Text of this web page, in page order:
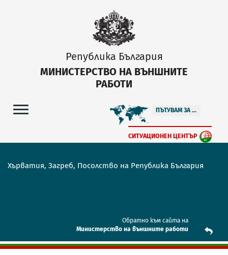
Република България
МИНИСТЕРСТВО НА ВЪНШНИТЕ
РАБОТИ
ПЪТУВАМ ЗА ...
СИТУАЦИОНЕН ЦЕНТЪР
Хърватия, Загреб, Посолство на Република България
Обратно към сайта на
Mинистерство на външните работи